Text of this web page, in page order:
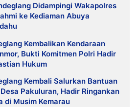
Didampingi Wakapolres
ke Kediaman Abuya
Kembalikan Kendaraan
Bukti Komitmen Polri Hadir
Hukum
Kembali Salurkan Bantuan
Pakuluran, Hadir Ringankan
di Musim Kemarau